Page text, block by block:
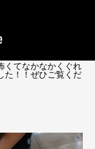
くてなかなかくぐれ
た！！ぜひご覧くだ